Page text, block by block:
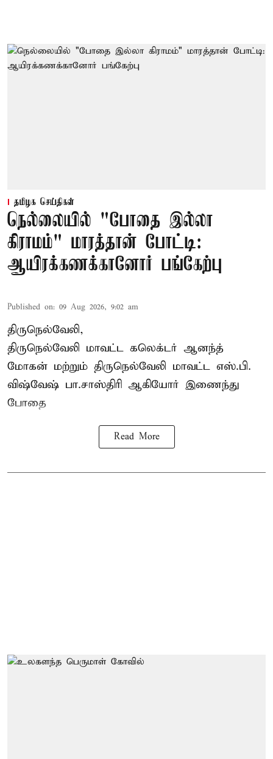
தமிழக செய்திகள்
நெல்லையில் "போதை இல்லா
கிராமம்" மாரத்தான் போட்டி:
ஆயிரக்கணக்கானோர் பங்கேற்பு
Published on: 09 Aug 2026, 9:02 am
திருநெல்வேலி,
திருநெல்வேலி மாவட்ட கலெக்டர் ஆனந்த்
மோகன் மற்றும் திருநெல்வேலி மாவட்ட எஸ்.பி.
விஷ்வேஷ் பா.சாஸ்திரி ஆகியோர் இணைந்து
போதை
Read More